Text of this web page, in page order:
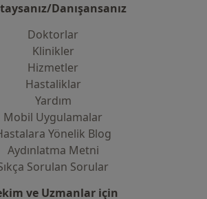
Danışansanız
Doktorlar
Klinikler
Hizmetler
Hastaliklar
Yardım
Mobil Uygulamalar
Yönelik Blog
Aydınlatma Metni
Sorulan Sorular
ve Uzmanlar için